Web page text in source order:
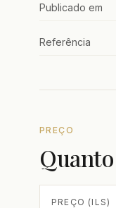
Publicado em
Referência
PREÇO
PREÇO (ILS)